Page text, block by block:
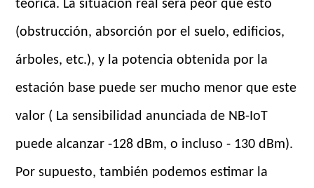
teórica. La situación real será peor que esto
(obstrucción, absorción por el suelo, edificios,
árboles, etc.), y la potencia obtenida por la
estación base puede ser mucho menor que este
valor ( La sensibilidad anunciada de NB-IoT
puede alcanzar -128 dBm, o incluso - 130 dBm).
Por supuesto, también podemos estimar la